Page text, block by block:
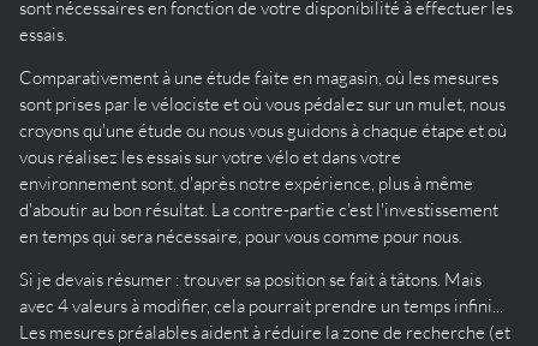
sont nécessaires en fonction de votre disponibilité à effectuer les
essais.
Comparativement à une étude faite en magasin, où les mesures
sont prises par le vélociste et où vous pédalez sur un mulet, nous
croyons qu'une étude ou nous vous guidons à chaque étape et où
vous réalisez les essais sur votre vélo et dans votre
environnement sont, d'après notre expérience, plus à même
d'aboutir au bon résultat. La contre-partie c'est l'investissement
en temps qui sera nécessaire, pour vous comme pour nous.
Si je devais résumer : trouver sa position se fait à tâtons. Mais
avec 4 valeurs à modifier, cela pourrait prendre un temps infini...
Les mesures préalables aident à réduire la zone de recherche (et